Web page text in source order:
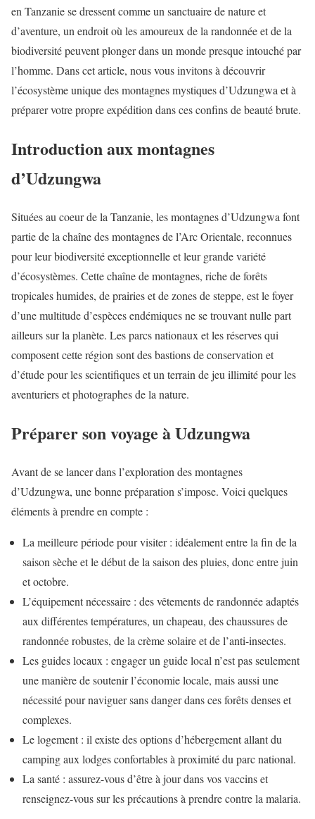
en Tanzanie se dressent comme un sanctuaire de nature et
d’aventure, un endroit où les amoureux de la randonnée et de la
biodiversité peuvent plonger dans un monde presque intouché par
l’homme. Dans cet article, nous vous invitons à découvrir
l’écosystème unique des montagnes mystiques d’Udzungwa et à
préparer votre propre expédition dans ces confins de beauté brute.
Introduction aux montagnes
d’Udzungwa
Situées au coeur de la Tanzanie, les montagnes d’Udzungwa font
partie de la chaîne des montagnes de l’Arc Orientale, reconnues
pour leur biodiversité exceptionnelle et leur grande variété
d’écosystèmes. Cette chaîne de montagnes, riche de forêts
tropicales humides, de prairies et de zones de steppe, est le foyer
d’une multitude d’espèces endémiques ne se trouvant nulle part
ailleurs sur la planète. Les parcs nationaux et les réserves qui
composent cette région sont des bastions de conservation et
d’étude pour les scientifiques et un terrain de jeu illimité pour les
aventuriers et photographes de la nature.
Préparer son voyage à Udzungwa
Avant de se lancer dans l’exploration des montagnes
d’Udzungwa, une bonne préparation s’impose. Voici quelques
éléments à prendre en compte :
La meilleure période pour visiter : idéalement entre la fin de la
saison sèche et le début de la saison des pluies, donc entre juin
et octobre.
L’équipement nécessaire : des vêtements de randonnée adaptés
aux différentes températures, un chapeau, des chaussures de
randonnée robustes, de la crème solaire et de l’anti-insectes.
Les guides locaux : engager un guide local n’est pas seulement
une manière de soutenir l’économie locale, mais aussi une
nécessité pour naviguer sans danger dans ces forêts denses et
complexes.
Le logement : il existe des options d’hébergement allant du
camping aux lodges confortables à proximité du parc national.
La santé : assurez-vous d’être à jour dans vos vaccins et
renseignez-vous sur les précautions à prendre contre la malaria.